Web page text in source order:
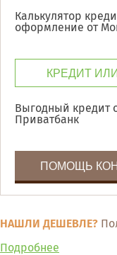
Калькулятор
оформление от
КРЕДИТ
Выгодный кредит
Приватбанк
ПОМОЩЬ
НАШЛИ ДЕШЕВЛЕ?
Подробнее